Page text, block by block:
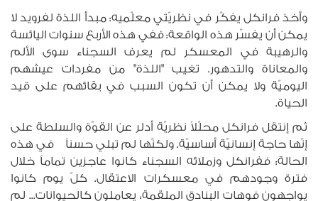
وأخذ فرانكل يفكّر في نظريّتي معلّميه: مبدأ اللذة لفرويد لا
يمكن أن يفسّر هذه الواقعة: ففي هذه الأربع سنوات اليائسة
والرهيبة في المعسكر لم يعرف السجناء سوى الألم
والمعاناة والتدهور. تغيب "اللذة" من مفردات عيشهم
اليوميّة ولا يمكن أن تكون السبب في بقائهم على قيد
الحياة.
ثم إنتقل فرانكل محلّلاً نظريّة أدلر عن القوّة والسلطة على
إنّها حاجة إنسانيّة أساسيّة. ولكنّها لم تبلي حسناً في هذه
الحالة: ففرانكل وزملائه السجناء كانوا عاجزين تماماً خلال
فترة وجودهم في معسكرات الاعتقال. كلّ يوم كانوا
يواجهون فوهات البنادق الملقمة، يعاملون كالحيوانات... لم